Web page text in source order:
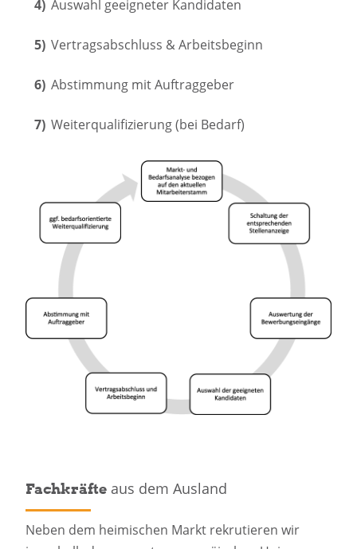
Auswahl geeigneter Kandidaten
Vertragsabschluss & Arbeitsbeginn
Abstimmung mit Auftraggeber
Weiterqualifizierung (bei Bedarf)
Fachkräfte aus dem Ausland
Neben dem heimischen Markt rekrutieren wir